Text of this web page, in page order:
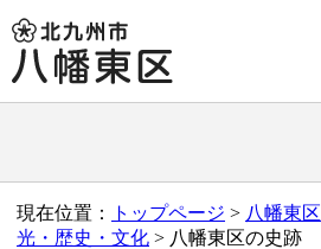
現在位置： トップページ > 八幡東区
光・歴史・文化 > 八幡東区の史跡